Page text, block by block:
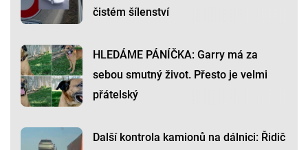
čistém šílenství
HLEDÁME PÁNÍČKA: Garry má za
sebou smutný život. Přesto je velmi
přátelský
Další kontrola kamionů na dálnici: Řidič